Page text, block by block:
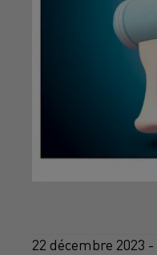
22 décembre 2023 -